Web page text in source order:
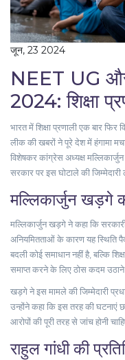
जून, 23 2024
NEET UG
2024: शिक्षा
भारत में शिक्षा प्रणाली एक बार
लीक की खबरों ने पूरे देश में हंगामा मचा
विशेषकर कांग्रेस अध्यक्ष
सरकार पर इस घोटाले की
मल्लिकार्जुन खड़गे
मल्लिकार्जुन खड़गे ने कहा कि सरकारी
अनियमितताओं के कारण यह स्थिति
बदली कोई समाधान नहीं है, बल्कि
समाप्त करने के लिए ठोस कदम
खड़गे ने इस मामले की जिम्मेदारी
उन्होंने कहा कि इस तरह की घटनाएं
आरोपों की पूरी तरह से जांच होनी
राहुल गांधी की